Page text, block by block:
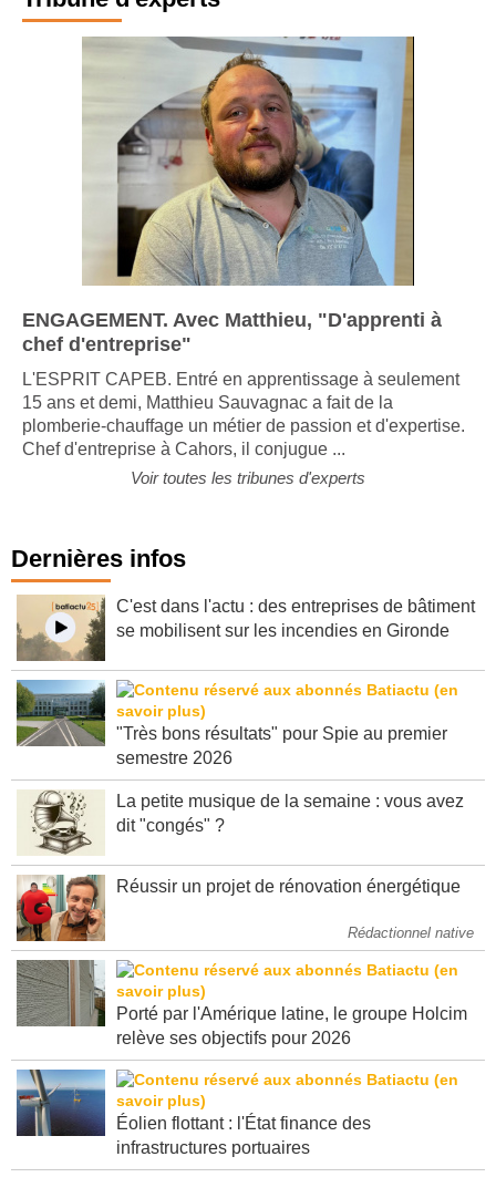
Tribune d'experts
ENGAGEMENT. Avec Matthieu, "D'apprenti à
chef d'entreprise"
L'ESPRIT CAPEB. Entré en apprentissage à seulement
15 ans et demi, Matthieu Sauvagnac a fait de la
plomberie-chauffage un métier de passion et d'expertise.
Dernières infos
C'est dans l'actu : des entreprises de bâtiment
"Très bons résultats" pour Spie au premier
La petite musique de la semaine : vous avez
Rédactionnel native
Porté par l'Amérique latine, le groupe Holcim
Éolien flottant : l'État finance des